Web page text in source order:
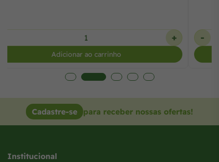
+
Adicionar ao carrinho
Cadastre-se para receber nossas ofertas!
Institucional